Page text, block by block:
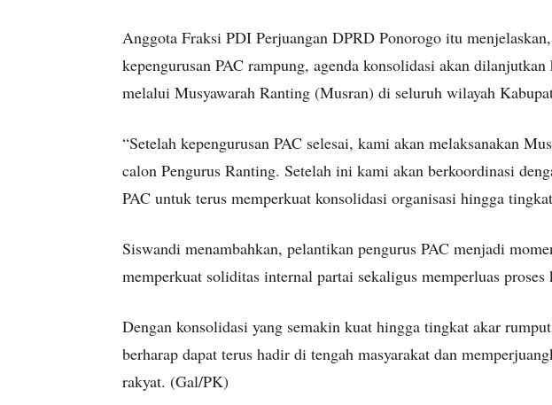
Anggota Fraksi PDI Perjuangan DPRD Ponorogo itu
kepengurusan PAC rampung, agenda konsolidasi akan
melalui Musyawarah Ranting (Musran) di seluruh wilayah
“Setelah kepengurusan PAC selesai, kami akan melaksanakan
calon Pengurus Ranting. Setelah ini kami akan berkoordinasi
PAC untuk terus memperkuat konsolidasi organisasi hingga
Siswandi menambahkan, pelantikan pengurus PAC menjadi
memperkuat soliditas internal partai sekaligus memperluas proses
Dengan konsolidasi yang semakin kuat hingga tingkat akar
berharap dapat terus hadir di tengah masyarakat dan
rakyat. (Gal/PK)